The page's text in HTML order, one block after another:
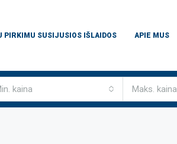
PIRKIMU SUSIJUSIOS IŠLAIDOS APIE MUS
kaina Maks. kaina